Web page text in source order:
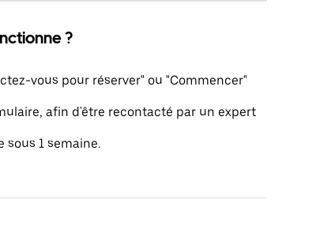
?
vous pour réserver" ou "Commencer"
afin d'être recontacté par un expert
sous 1 semaine.